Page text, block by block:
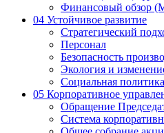
Финансовый обзор
04 Устойчивое развитие
Стратегический
Персонал
Безопасность
Экология и
Социальная политика
05 Корпоративное
Обращение
Система